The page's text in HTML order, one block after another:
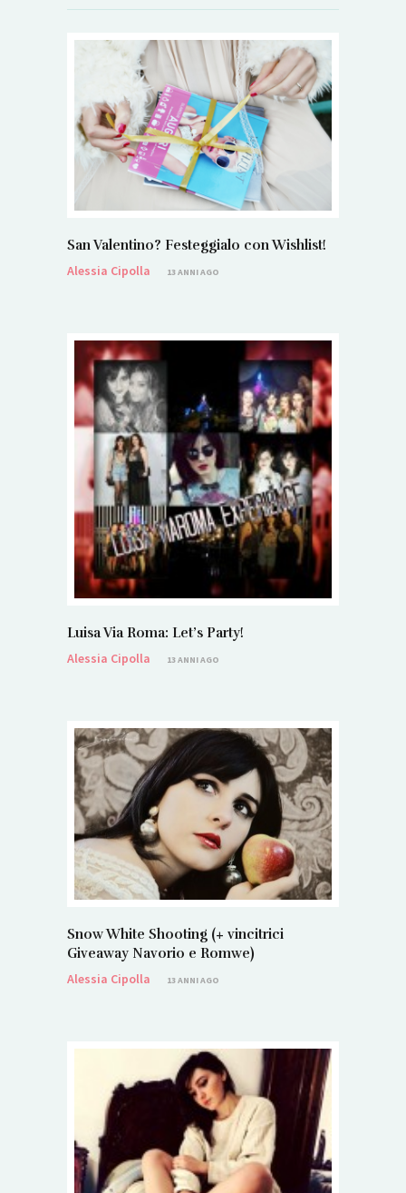
San Valentino? Festeggialo con Wishlist!
Alessia Cipolla
13 ANNI AGO
Luisa Via Roma: Let’s Party!
Alessia Cipolla
13 ANNI AGO
Snow White Shooting (+ vincitrici
Giveaway Navorio e Romwe)
Alessia Cipolla
13 ANNI AGO